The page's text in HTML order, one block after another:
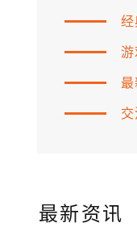
经
游
最新资讯